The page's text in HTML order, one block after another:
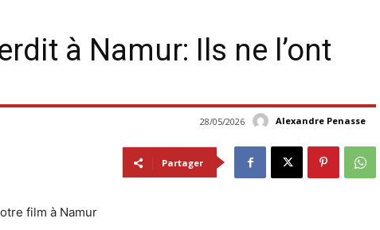
à Namur: Ils ne l’ont
Alexandre Penasse
28/05/2026
Partager
film à Namur